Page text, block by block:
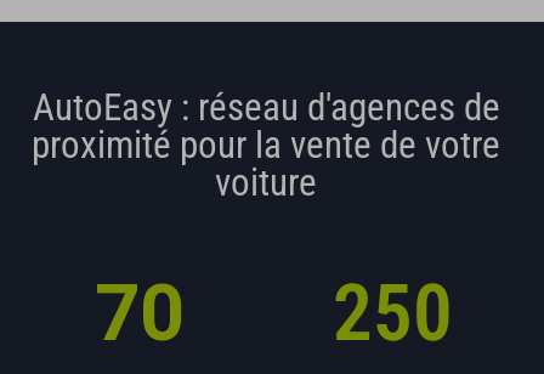
AutoEasy : réseau d'agences de
proximité pour la vente de votre
voiture
70 250